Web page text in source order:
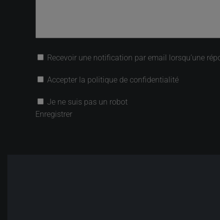
Recevoir une notification par email lorsqu’une
Accepter la politique de confidentialité
Je ne suis pas un robot
Enregistrer